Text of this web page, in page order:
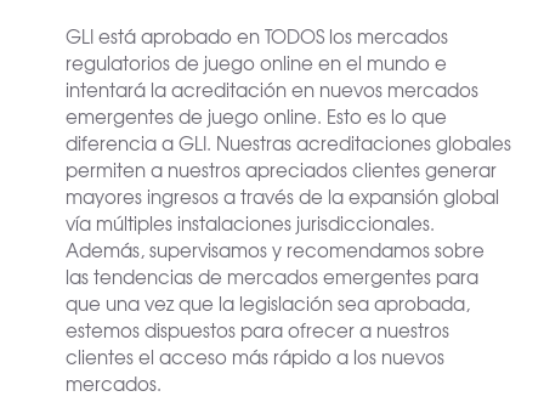
GLI está aprobado en TODOS los mercados
regulatorios de juego online en el mundo e
intentará la acreditación en nuevos mercados
emergentes de juego online. Esto es lo que
diferencia a GLI. Nuestras acreditaciones globales
permiten a nuestros apreciados clientes generar
mayores ingresos a través de la expansión global
vía múltiples instalaciones jurisdiccionales.
Además, supervisamos y recomendamos sobre
las tendencias de mercados emergentes para
que una vez que la legislación sea aprobada,
estemos dispuestos para ofrecer a nuestros
clientes el acceso más rápido a los nuevos
mercados.